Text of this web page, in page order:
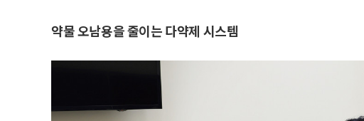
약물 오남용을 줄이는 다약제 시스템